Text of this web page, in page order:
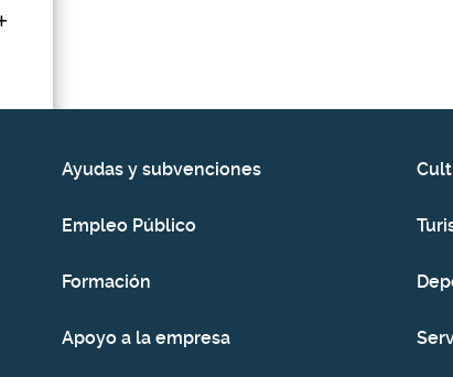
Ayudas y subvenciones
Empleo Público
Formación
Apoyo a la empresa